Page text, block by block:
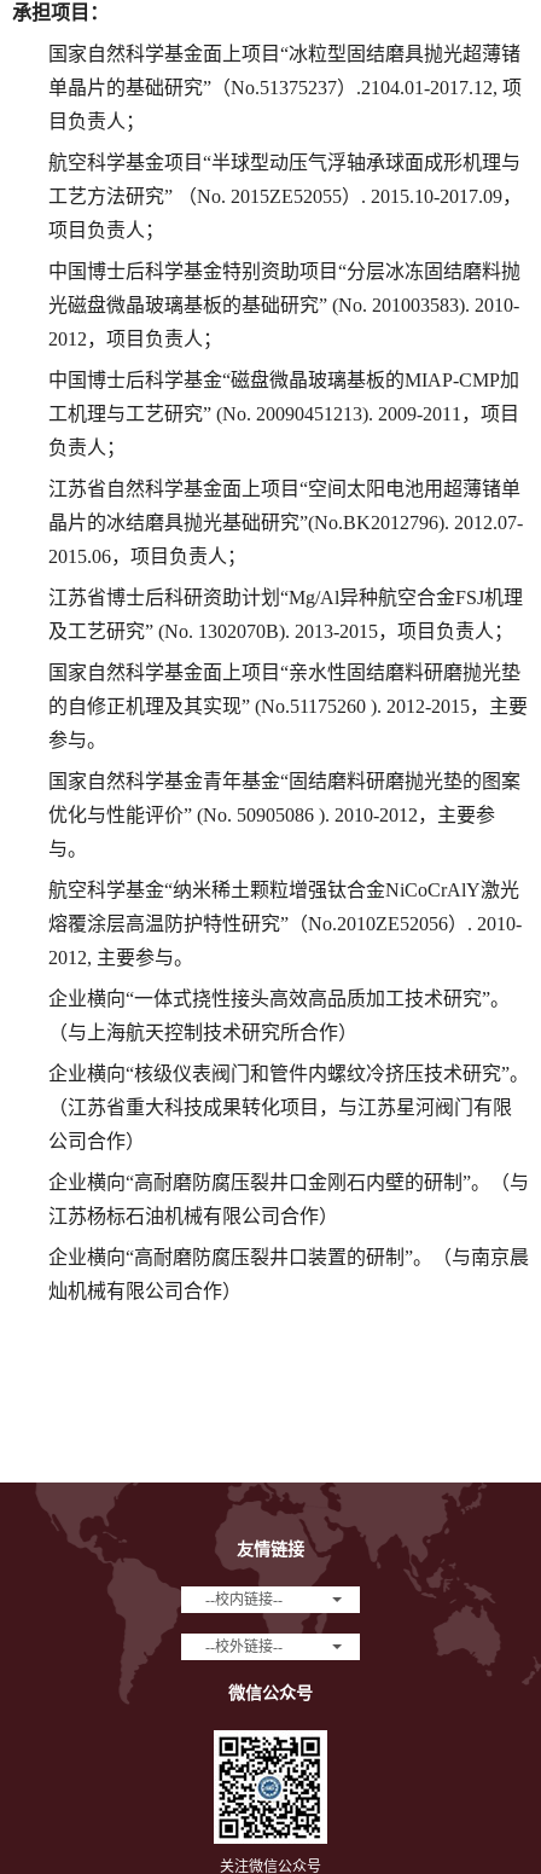
承担项目：
国家自然科学基金面上项目“冰粒型固结磨具抛光超薄锗
单晶片的基础研究”（No.51375237） .2104.01-2017.12, 项
目负责人；
航空科学基金项目“半球型动压气浮轴承球面成形机理与
工艺方法研究” （No. 2015ZE52055） . 2015.10-2017.09，
项目负责人；
中国博士后科学基金特别资助项目“分层冰冻固结磨料抛
光磁盘微晶玻璃基板的基础研究” (No. 201003583). 2010-
2012，项目负责人；
中国博士后科学基金“磁盘微晶玻璃基板的MIAP-CMP加
工机理与工艺研究” (No. 20090451213). 2009-2011 ，项目
负责人；
江苏省自然科学基金面上项目“空间太阳电池用超薄锗单
晶片的冰结磨具抛光基础研究”(No.BK2012796). 2012.07-
2015.06，项目负责人；
江苏省博士后科研资助计划“Mg/Al异种航空合金FSJ机理
及工艺研究” (No. 1302070B). 2013-2015，项目负责人；
国家自然科学基金面上项目“亲水性固结磨料研磨抛光垫
的自修正机理及其实现” (No.51175260 ). 2012-2015，主要
参与。
国家自然科学基金青年基金“固结磨料研磨抛光垫的图案
优化与性能评价” (No. 50905086 ). 2010-2012，主要参
与。
航空科学基金“纳米稀土颗粒增强钛合金NiCoCrAlY激光
熔覆涂层高温防护特性研究”（No.2010ZE52056） . 2010-
2012, 主要参与。
企业横向“一体式挠性接头高效高品质加工技术研究”。
（与上海航天控制技术研究所合作）
企业横向“核级仪表阀门和管件内螺纹冷挤压技术研究”。
（江苏省重大科技成果转化项目，与江苏星河阀门有限
公司合作）
企业横向“高耐磨防腐压裂井口金刚石内壁的研制”。（与
江苏杨标石油机械有限公司合作）
企业横向“高耐磨防腐压裂井口装置的研制”。（与南京晨
灿机械有限公司合作）
友情链接
--校内链接--
--校外链接--
微信公众号
关注微信公众号